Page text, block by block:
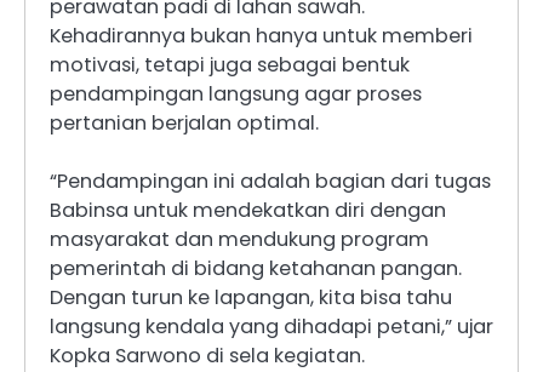
perawatan padi di lahan sawah.
Kehadirannya bukan hanya untuk memberi
motivasi, tetapi juga sebagai bentuk
pendampingan langsung agar proses
pertanian berjalan optimal.
“Pendampingan ini adalah bagian dari tugas
Babinsa untuk mendekatkan diri dengan
masyarakat dan mendukung program
pemerintah di bidang ketahanan pangan.
Dengan turun ke lapangan, kita bisa tahu
langsung kendala yang dihadapi petani,” ujar
Kopka Sarwono di sela kegiatan.